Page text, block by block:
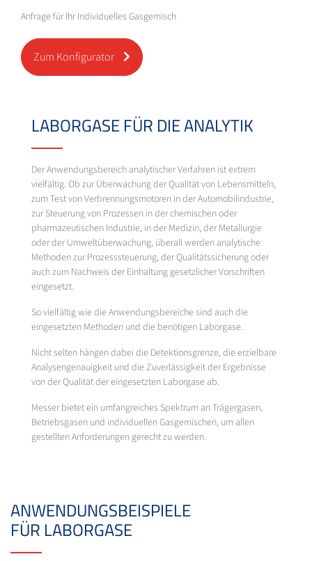
LABORGASE FÜR DIE ANALYTIK
Der Anwendungsbereich analytischer Verfahren ist extrem
vielfältig. Ob zur Überwachung der Qualität von Lebensmitteln,
zum Test von Verbrennungsmotoren in der Automobilindustrie,
zur Steuerung von Prozessen in der chemischen oder
pharmazeutischen Industrie, in der Medizin, der Metallurgie
oder der Umweltüberwachung, überall werden analytische
Methoden zur Prozesssteuerung, der Qualitätssicherung oder
auch zum Nachweis der Einhaltung gesetzlicher Vorschriften
eingesetzt.
So vielfältig wie die Anwendungsbereiche sind auch die
eingesetzten Methoden und die benötigen Laborgase.
Nicht selten hängen dabei die Detektionsgrenze, die erzielbare
Analysengenauigkeit und die Zuverlässigkeit der Ergebnisse
von der Qualität der eingesetzten Laborgase ab.
Messer bietet ein umfangreiches Spektrum an Trägergasen,
Betriebsgasen und individuellen Gasgemischen, um allen
gestellten Anforderungen gerecht zu werden.
Anfrage für Ihr Individuelles Gasgemisch
Zum Konfigurator
ANWENDUNGSBEISPIELE
FÜR LABORGASE